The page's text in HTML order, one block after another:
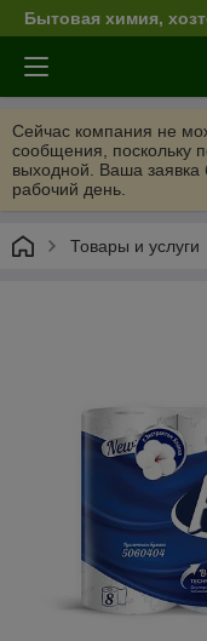
Бытовая химия,
Сейчас компания не
сообщения, поскольку
выходной. Ваша заявка
рабочий день.
Товары и услуги